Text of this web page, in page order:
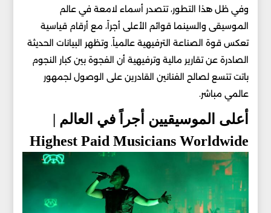
وفي ظل هذا التطور، تتصدر أسماء لامعة في عالم
الموسيقى والسينما قوائم الأعلى أجراً، مع أرقام قياسية
تعكس قوة الصناعة الترفيهية عالمياً. وتظهر البيانات الحديثة
الصادرة عن تقارير مالية وترفيهية أن الفجوة بين كبار النجوم
باتت تتسع لصالح الفنانين القادرين على الوصول لجمهور
عالمي مباشر.
أعلى الموسيقيين أجراً في العالم |
Highest Paid Musicians Worldwide